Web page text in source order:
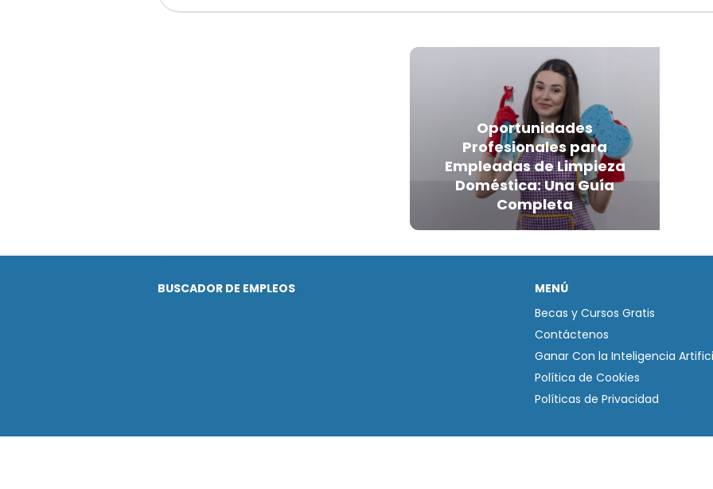
Oportunidades
Profesionales para
Empleadas de Limpieza
Doméstica: Una Guía
Completa
BUSCADOR DE EMPLEOS
MENÚ
Becas y Cursos Gratis
Contáctenos
Ganar Con la Inteligencia
Política de Cookies
Políticas de Privacidad